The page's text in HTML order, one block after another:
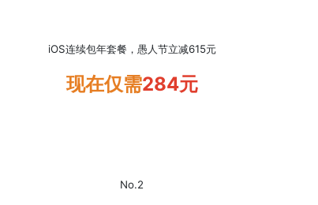
iOS连续包年套餐，愚人节立减615元
现在仅需284元
No.2